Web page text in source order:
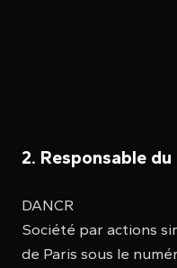
2. Responsable
DANCR
Société par actions
de Paris sous le